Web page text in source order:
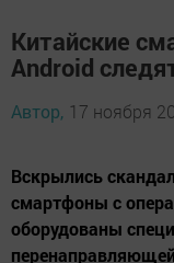
Китайские
Android
Автор, 17 ноября
Вскрылись
смартфоны с
оборудованы